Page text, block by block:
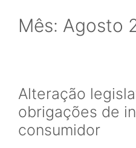
Mês: Agosto
Alteração
obrigações de
consumidor